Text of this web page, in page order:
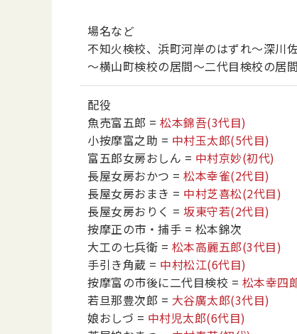
場名など
不知火検校、浜町河岸のはずれ～深川
～横山町検校の居間～二代目検校の居
配役
魚売富五郎 = 松本錦吾(3代目)
小按摩富之助 = 中村玉太郎(5代目)
富五郎女房おしん = 中村京妙(初代)
長屋女房おかつ = 松本幸雀(2代目)
長屋女房おまき = 中村芝喜松(2代目)
長屋女房おりく = 坂東守若(2代目)
按摩正の市・捕手 = 松本錦次
大工の七兵衛 = 松本高麗五郎(3代目)
手引き角蔵 = 中村松江(6代目)
按摩富の市後に二代目検校 = 松本幸四
若旦那豊次郎 = 大谷廣太郎(3代目)
娘おしづ = 中村児太郎(6代目)